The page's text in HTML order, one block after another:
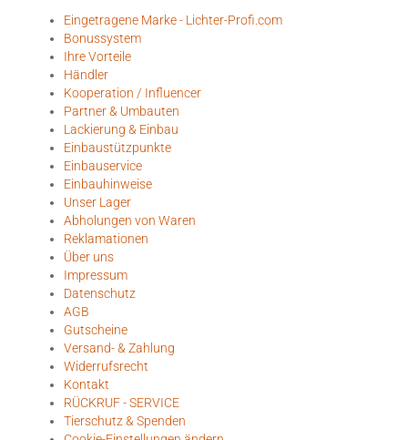
Eingetragene Marke - Lichter-Profi.com
Bonussystem
Ihre Vorteile
Händler
Kooperation / Influencer
Partner & Umbauten
Lackierung & Einbau
Einbaustützpunkte
Einbauservice
Einbauhinweise
Unser Lager
Abholungen von Waren
Reklamationen
Über uns
Impressum
Datenschutz
AGB
Gutscheine
Versand- & Zahlung
Widerrufsrecht
Kontakt
RÜCKRUF - SERVICE
Tierschutz & Spenden